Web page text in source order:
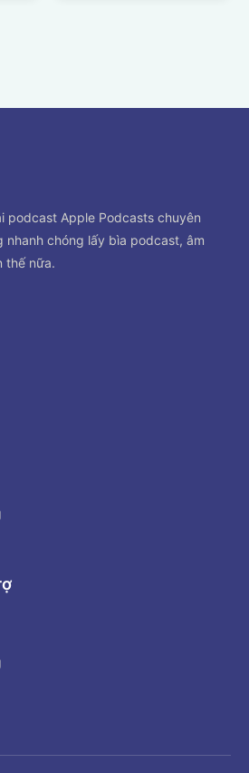
podcast Apple Podcasts chuyên
nhanh chóng lấy bìa podcast, âm
thế nữa.